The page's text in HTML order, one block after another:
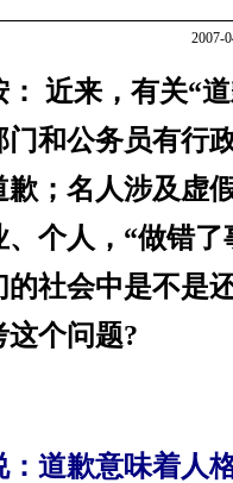
2007-
近来，有关“道
门和公务员有行
歉；名人涉及
、个人，“做错
的社会中是不是
个问题?
：道歉意味着人